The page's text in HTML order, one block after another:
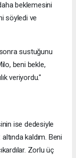
beklemesini
söyledi ve
sustuğunu
beni bekle,
veriyordu."
ise dedesiyle
kaldım. Beni
Zorlu üç